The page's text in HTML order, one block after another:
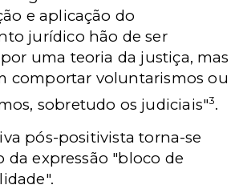
e aplicação do
jurídico hão de ser
uma teoria da justiça, mas
comportar voluntarismos ou
sobretudo os judiciais"3.
pós-positivista torna-se
da expressão "bloco de